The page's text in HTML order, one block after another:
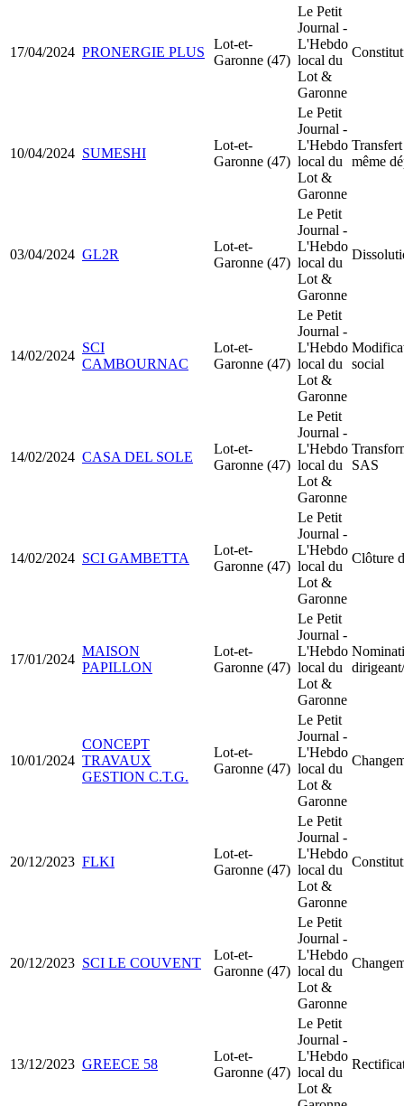
17/04/2024 PRONERGIE PLUS
Lot-et-
Garonne (47)
Le Petit
Journal -
L'Hebdo
local du
Lot &
Garonne
10/04/2024 SUMESHI
Lot-et-
Garonne (47)
Le Petit
Journal -
L'Hebdo
local du
Lot &
Garonne
même
03/04/2024 GL2R
Lot-et-
Garonne (47)
Le Petit
Journal -
L'Hebdo
local du
Lot &
Garonne
14/02/2024
SCI
CAMBOURNAC
Lot-et-
Garonne (47)
Le Petit
Journal -
L'Hebdo
local du
Lot &
Garonne
social
14/02/2024 CASA DEL SOLE
Lot-et-
Garonne (47)
Le Petit
Journal -
L'Hebdo
local du
Lot &
Garonne
SAS
14/02/2024 SCI GAMBETTA
Lot-et-
Garonne (47)
Le Petit
Journal -
L'Hebdo
local du
Lot &
Garonne
Clôture
17/01/2024
MAISON
PAPILLON
Lot-et-
Garonne (47)
Le Petit
Journal -
L'Hebdo
local du
Lot &
Garonne
10/01/2024
CONCEPT
TRAVAUX
GESTION C.T.G.
Lot-et-
Garonne (47)
Le Petit
Journal -
L'Hebdo
local du
Lot &
Garonne
20/12/2023 FLKI
Lot-et-
Garonne (47)
Le Petit
Journal -
L'Hebdo
local du
Lot &
Garonne
20/12/2023 SCI LE COUVENT
Lot-et-
Garonne (47)
Le Petit
Journal -
L'Hebdo
local du
Lot &
Garonne
13/12/2023 GREECE 58
Lot-et-
Garonne (47)
Le Petit
Journal -
L'Hebdo
local du
Lot &